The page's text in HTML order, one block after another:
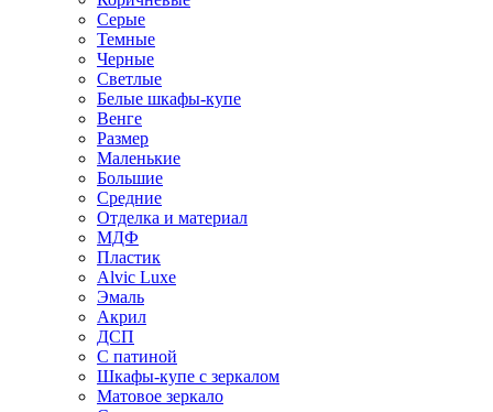
Серые
Темные
Черные
Светлые
Белые шкафы-купе
Венге
Размер
Маленькие
Большие
Средние
Отделка и материал
МДФ
Пластик
Alvic Luxe
Эмаль
Акрил
ДСП
С патиной
Шкафы-купе с зеркалом
Матовое зеркало